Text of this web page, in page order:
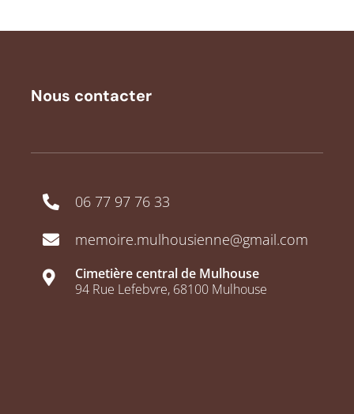
Nous contacter
06 77 97 76 33
memoire.mulhousienne@gmail.com
Cimetière central de Mulhouse
94 Rue Lefebvre, 68100 Mulhouse